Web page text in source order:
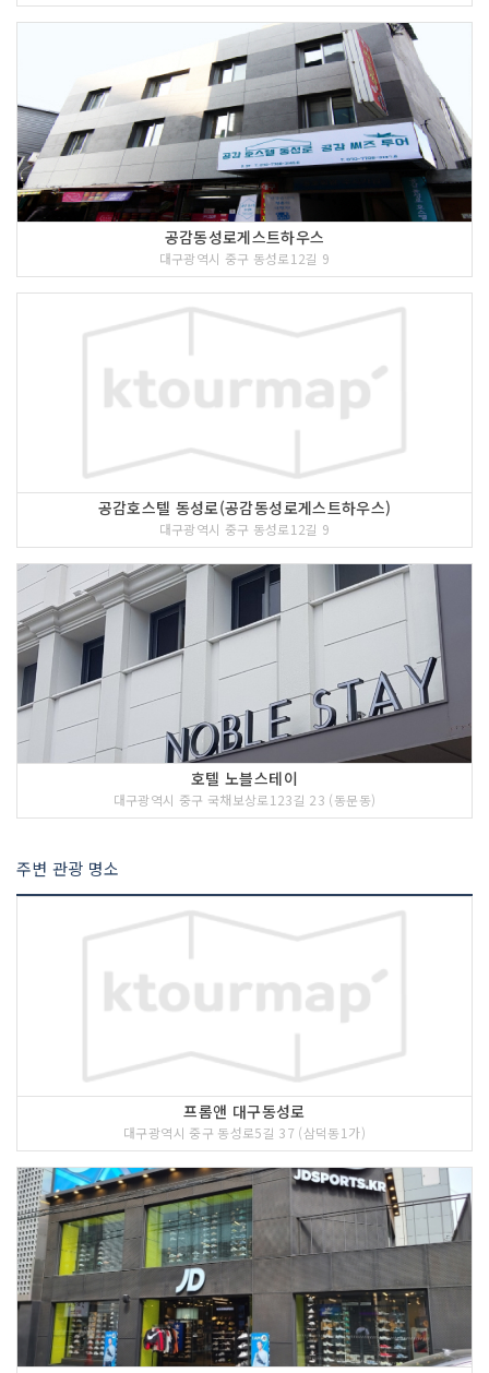
공감동성로게스트하우스
대구광역시 중구 동성로12길 9
공감호스텔 동성로(공감동성로게스트하우스)
대구광역시 중구 동성로12길 9
호텔 노블스테이
대구광역시 중구 국채보상로123길 23 (동문동)
주변 관광 명소
프롬앤 대구동성로
대구광역시 중구 동성로5길 37 (삼덕동1가)